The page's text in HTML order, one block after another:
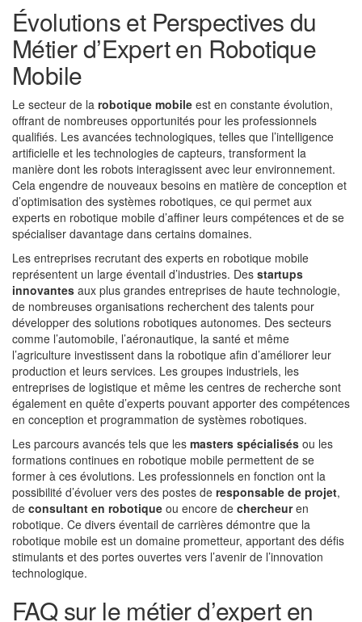
Évolutions et Perspectives du
Métier d’Expert en Robotique
Mobile
Le secteur de la robotique mobile est en constante évolution,
offrant de nombreuses opportunités pour les professionnels
qualifiés. Les avancées technologiques, telles que l’intelligence
artificielle et les technologies de capteurs, transforment la
manière dont les robots interagissent avec leur environnement.
Cela engendre de nouveaux besoins en matière de conception et
d’optimisation des systèmes robotiques, ce qui permet aux
experts en robotique mobile d’affiner leurs compétences et de se
spécialiser davantage dans certains domaines.
Les entreprises recrutant des experts en robotique mobile
représentent un large éventail d’industries. Des startups
innovantes aux plus grandes entreprises de haute technologie,
de nombreuses organisations recherchent des talents pour
développer des solutions robotiques autonomes. Des secteurs
comme l’automobile, l’aéronautique, la santé et même
l’agriculture investissent dans la robotique afin d’améliorer leur
production et leurs services. Les groupes industriels, les
entreprises de logistique et même les centres de recherche sont
également en quête d’experts pouvant apporter des compétences
en conception et programmation de systèmes robotiques.
Les parcours avancés tels que les masters spécialisés ou les
formations continues en robotique mobile permettent de se
former à ces évolutions. Les professionnels en fonction ont la
possibilité d’évoluer vers des postes de responsable de projet,
de consultant en robotique ou encore de chercheuren
robotique. Ce divers éventail de carrières démontre que la
robotique mobile est un domaine prometteur, apportant des défis
stimulants et des portes ouvertes vers l’avenir de l’innovation
technologique.
FAQ sur le métier d’expert en